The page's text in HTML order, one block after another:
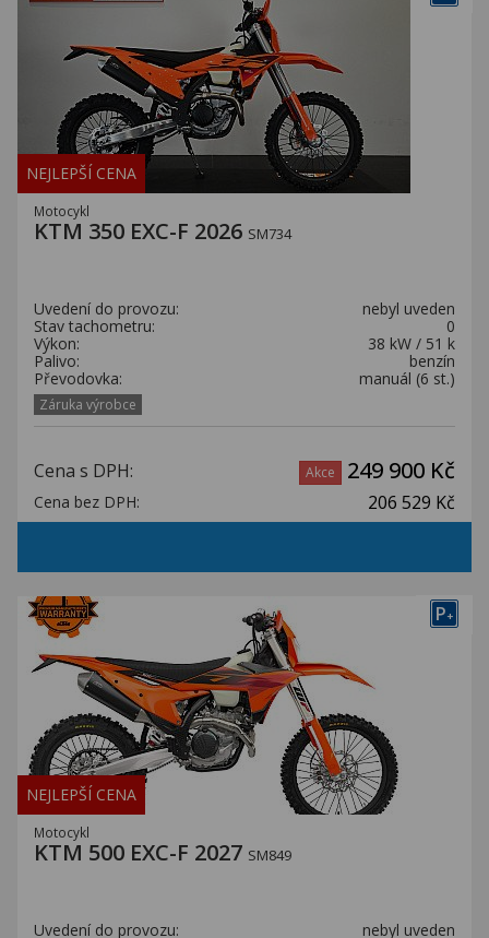
NEJLEPŠÍ CENA
Motocykl
KTM 350 EXC-F 2026 SM734
Uvedení do provozu:
nebyl uveden
Stav tachometru:
0
Výkon:
38 kW / 51 k
Palivo:
benzín
Převodovka:
manuál (6 st.)
Záruka výrobce
Cena s DPH: Akce 249 900 Kč
Cena bez DPH: 206 529 Kč
P+
NEJLEPŠÍ CENA
Motocykl
KTM 500 EXC-F 2027 SM849
Uvedení do provozu:
nebyl uveden